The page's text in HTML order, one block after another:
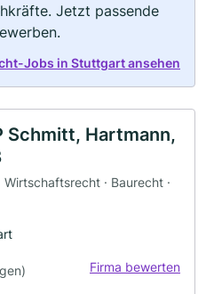
Jetzt passende
Jobs in Stuttgart ansehen
Schmitt, Hartmann,
· Baurecht ·
Firma bewerten